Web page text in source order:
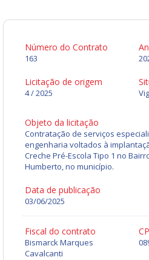
Número do Contrato
163
Licitação de origem
4 / 2025
Objeto da licitação
Contratação de serviços
engenharia voltados à
Creche Pré-Escola Tipo 1 no
Humberto, no município.
Data de publicação
03/06/2025
Fiscal do contrato
Bismarck Marques
Cavalcanti